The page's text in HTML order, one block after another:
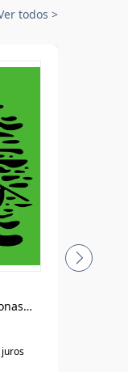
todos >